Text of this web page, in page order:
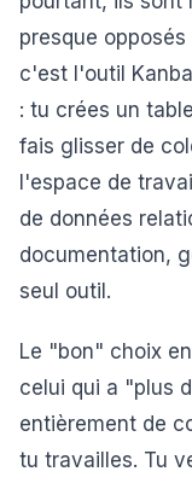
presque
c'est l'outil
: tu crées un
fais glisser de
l'espace de
de données
documentation,
seul outil.
Le "bon" choix
celui qui a "plus
entièrement de
tu travailles. Tu